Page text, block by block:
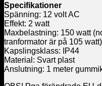
Specifikationer
Spänning: 12 volt AC
Effekt: 2 watt
Maxbelastning: 150 watt
tranformator är på 105 watt)
Kapslingsklass: IP44
Material: Svart plast
Anslutning: 1 meter